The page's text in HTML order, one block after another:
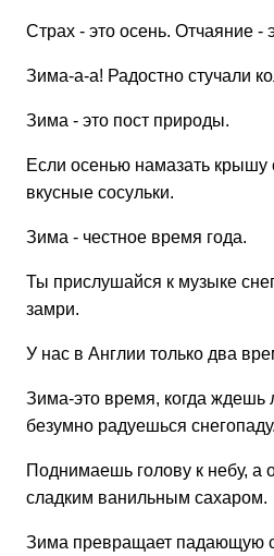
Страх - это осень. Отчаяние -
Зима-а-а! Радостно стучали
Зима - это пост природы.
Если осенью намазать крышу
вкусные сосульки.
Зима - честное время года.
Ты прислушайся к музыке
замри.
У нас в Англии только два
Зима-это время, когда ждешь
безумно радуешься снегопаду.
Поднимаешь голову к небу, а
сладким ванильным сахаром.
Зима превращает падающую